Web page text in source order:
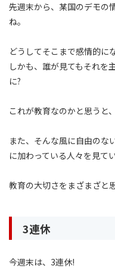
先週末から、某国のデモの
ね。
どうしてそこまで感情的に
しかも、誰が見てもそれを
に?
これが教育なのかと思うと
また、そんな風に自由のな
に加わっている人々を見て
教育の大切さをまざまざと
3連休
今週末は、3連休!